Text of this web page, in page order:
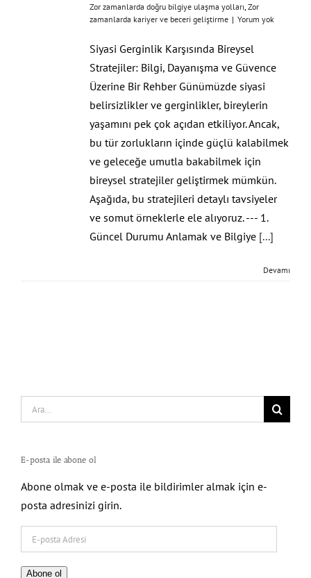
Zor zamanlarda doğru bilgiye ulaşma yolları, Zor
zamanlarda kariyer ve beceri geliştirme | Yorum yok
Siyasi Gerginlik Karşısında Bireysel
Stratejiler: Bilgi, Dayanışma ve Güvence
Üzerine Bir Rehber Günümüzde siyasi
belirsizlikler ve gerginlikler, bireylerin
yaşamını pek çok açıdan etkiliyor. Ancak,
bu tür zorlukların içinde güçlü kalabilmek
ve geleceğe umutla bakabilmek için
bireysel stratejiler geliştirmek mümkün.
Aşağıda, bu stratejileri detaylı tavsiyeler
ve somut örneklerle ele alıyoruz. --- 1.
Güncel Durumu Anlamak ve Bilgiye [...]
Devamı
Search
for:
E-posta ile abone ol
Abone olmak ve e-posta ile bildirimler almak için e-
posta adresinizi girin.
posta
Adresi
Abone ol